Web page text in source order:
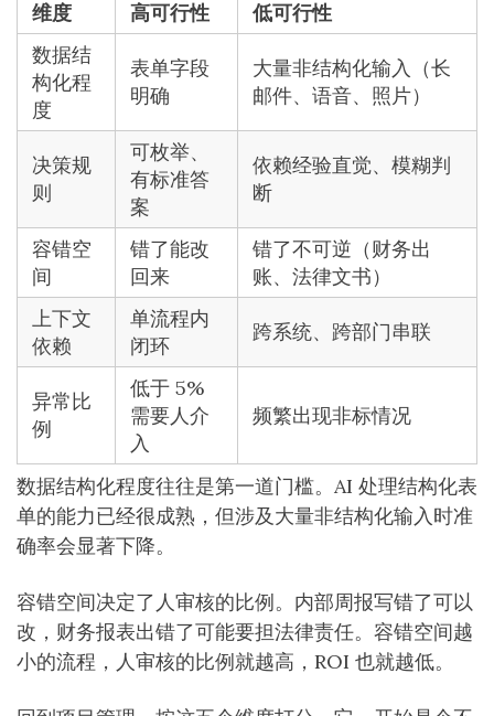
维度
高可行性
低可行性
数据结
构化程
度
表单字段
明确
大量非结构化输入（长
邮件、语音、照片）
决策规
则
可枚举、
有标准答
案
依赖经验直觉、模糊判
断
容错空
间
错了能改
回来
错了不可逆（财务出
账、法律文书）
上下文
依赖
单流程内
闭环
跨系统、跨部门串联
异常比
例
低于 5%
需要人介
入
频繁出现非标情况
数据结构化程度往往是第一道门槛。AI 处理结构化表
单的能力已经很成熟，但涉及大量非结构化输入时准
确率会显著下降。
容错空间决定了人审核的比例。内部周报写错了可以
改，财务报表出错了可能要担法律责任。容错空间越
小的流程，人审核的比例就越高，ROI 也就越低。